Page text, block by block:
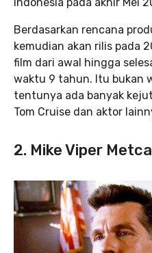
Berdasarkan rencana
kemudian akan rilis pada
film dari awal hingga
waktu 9 tahun. Itu bukan
tentunya ada banyak
Tom Cruise dan aktor
2. Mike Viper